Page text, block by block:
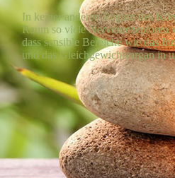
In keiner anderen Region des
Raum so viele
dass sensible Bereiche wie das
und das Gleichgewichtsorgan in